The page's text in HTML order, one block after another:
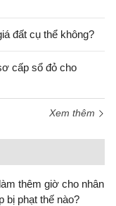
đất cụ thể không?
cấp sổ đỏ cho
Xem thêm
thêm giờ cho nhân
bị phạt thế nào?